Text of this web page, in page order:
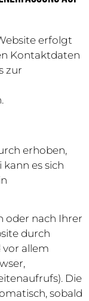
erfolgt
Kontaktdaten
zur
erhoben,
kann es sich
oder nach Ihrer
durch
vor allem
Die
sobald